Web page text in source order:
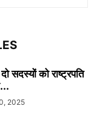
सदस्यों को राष्ट्रपति
2025